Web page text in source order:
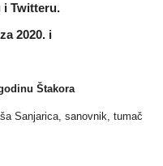
i Twitteru.
2020. i
Štakora
Sanjarica, sanovnik, tumač